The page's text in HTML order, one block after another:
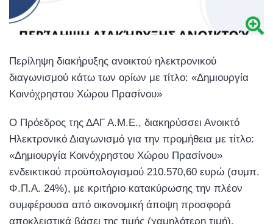
Περίληψη διακήρυξης ανοικτού ηλεκτρονικού
διαγωνισμού κάτω των ορίων με τίτλο: «Δημιουργία
Κοινόχρηστου Χώρου Πρασίνου»
Ο Πρόεδρος της ΔΑΓ Α.Μ.Ε., διακηρύσσει Ανοικτό
Ηλεκτρονικό Διαγωνισμό για την προμήθεια με τίτλο:
«Δημιουργία Κοινόχρηστου Χώρου Πρασίνου»
ενδεικτικού προϋπολογισμού 210.570,60 ευρώ (συμπ.
Φ.Π.Α. 24%), με κριτήριο κατακύρωσης την πλέον
συμφέρουσα από οικονομική άποψη προσφορά
αποκλειστικά βάσει της τιμής (χαμηλότερη τιμή).